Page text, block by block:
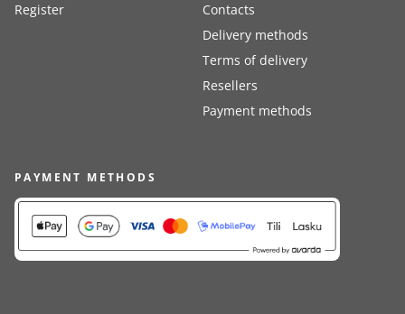
Register
Contacts
Delivery methods
Terms of delivery
Resellers
Payment methods
PAYMENT METHODS